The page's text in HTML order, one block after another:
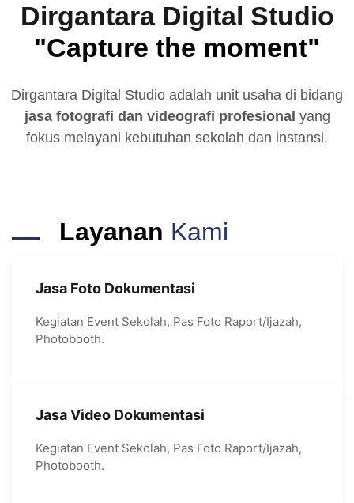
Dirgantara Digital Studio
"Capture the moment"
Dirgantara Digital Studio adalah unit usaha di bidang
jasa fotografi dan videografi profesional yang
fokus melayani kebutuhan sekolah dan instansi.
Layanan Kami
Jasa Foto Dokumentasi
Kegiatan Event Sekolah, Pas Foto Raport/Ijazah,
Photobooth.
Jasa Video Dokumentasi
Kegiatan Event Sekolah, Pas Foto Raport/Ijazah,
Photobooth.